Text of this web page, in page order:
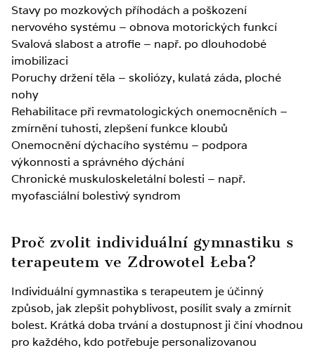
Stavy po mozkových příhodách a poškození
nervového systému – obnova motorických funkcí
Svalová slabost a atrofie – např. po dlouhodobé
imobilizaci
Poruchy držení těla – skoliózy, kulatá záda, ploché
nohy
Rehabilitace při revmatologických onemocněních –
zmírnění tuhosti, zlepšení funkce kloubů
Onemocnění dýchacího systému – podpora
výkonnosti a správného dýchání
Chronické muskuloskeletální bolesti – např.
myofasciální bolestivý syndrom
Proč zvolit individuální gymnastiku s
terapeutem ve Zdrowotel Łeba?
Individuální gymnastika s terapeutem je účinný
způsob, jak zlepšit pohyblivost, posílit svaly a zmírnit
bolest. Krátká doba trvání a dostupnost ji činí vhodnou
pro každého, kdo potřebuje personalizovanou